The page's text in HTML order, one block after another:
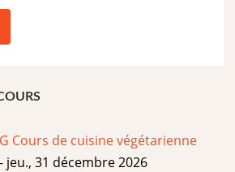
Cours de cuisine végétarienne
jeu., 31 décembre 2026